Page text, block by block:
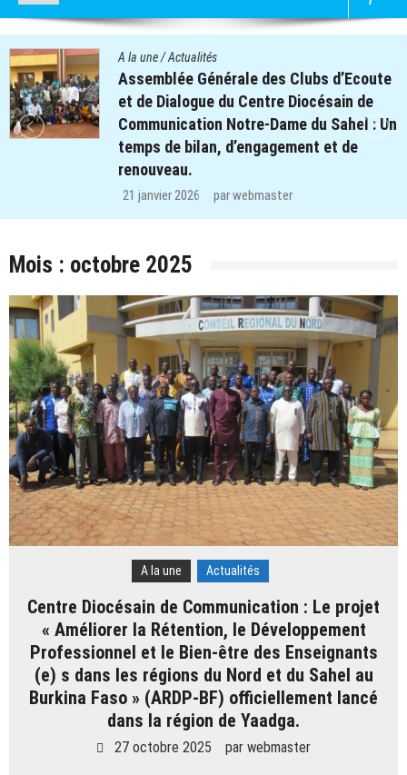
A la une/Actualités
Assemblée Générale des Clubs d’Ecoute
et de Dialogue du Centre Diocésain de
Communication Notre-Dame du Sahel : Un
temps de bilan, d’engagement et de
renouveau.
21 janvier 2026 parwebmaster
Mois : octobre 2025
A la une Actualités
Centre Diocésain de Communication : Le projet
« Améliorer la Rétention, le Développement
Professionnel et le Bien-être des Enseignants
(e) s dans les régions du Nord et du Sahel au
Burkina Faso » (ARDP-BF) officiellement lancé
dans la région de Yaadga.
27 octobre 2025 par webmaster